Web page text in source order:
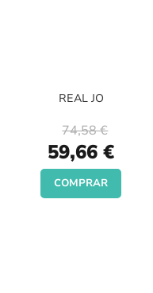
REAL JO
Special
Price
59,66 €
74,58 €
COMPRAR